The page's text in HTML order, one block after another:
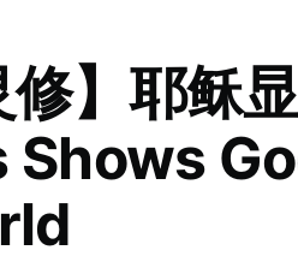
修】耶稣
Shows